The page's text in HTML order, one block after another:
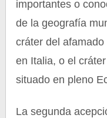
importantes o
de la geografía
cráter del
en Italia, o el
situado en pleno
La segunda